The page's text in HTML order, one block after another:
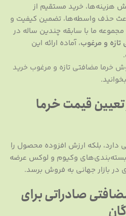
هزینه‌ها، خرید مستقیم از
حذف واسطه‌ها، تضمین کیفیت و
ما با سابقه چندین ساله در
و مرغوب، آماده ارائه این
خرما مضافتی تازه و مرغوب خرید
قیمت خرما
دارد، بلکه ارزش افزوده محصول را
بسته‌بندی‌های وکیوم و لوکس عرضه
در بازار جهانی به فروش برسد.
صادراتی برای